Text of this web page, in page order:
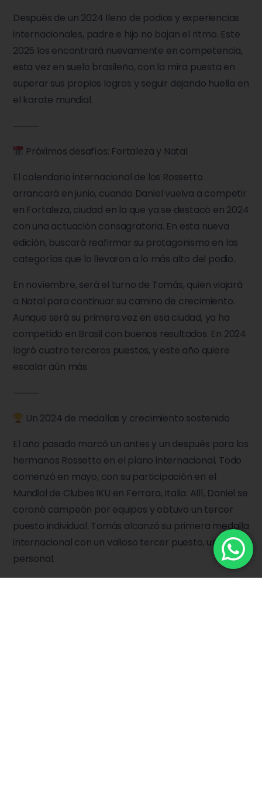
Después de un 2024 lleno de podios y experiencias
internacionales, padre e hijo no bajan el ritmo. Este
2025 los encontrará nuevamente en competencia,
esta vez en suelo brasileño, con la mira puesta en
superar sus propios logros y seguir dejando huella en
el karate mundial.
⸻
Próximos desafíos: Fortaleza y Natal
El calendario internacional de los Rossetto
arrancará en junio, cuando Daniel vuelva a competir
en Fortaleza, ciudad en la que ya se destacó en 2024
con una actuación consagratoria. En esta nueva
edición, buscará reafirmar su protagonismo en las
categorías que lo llevaron a lo más alto del podio.
En noviembre, será el turno de Tomás, quien viajará
a Natal para continuar su camino de crecimiento.
Aunque será su primera vez en esa ciudad, ya ha
competido en Brasil con buenos resultados. En 2024
logró cuatro terceros puestos, y este año quiere
escalar aún más.
⸻
Un 2024 de medallas y crecimiento sostenido
El año pasado marcó un antes y un después para los
hermanos Rossetto en el plano internacional. Todo
comenzó en mayo, con su participación en el
Mundial de Clubes IKU en Ferrara, Italia. Allí, Daniel se
coronó campeón por equipos y obtuvo un tercer
puesto individual. Tomás alcanzó su primera medalla
internacional con un valioso tercer puesto, un hito
personal.